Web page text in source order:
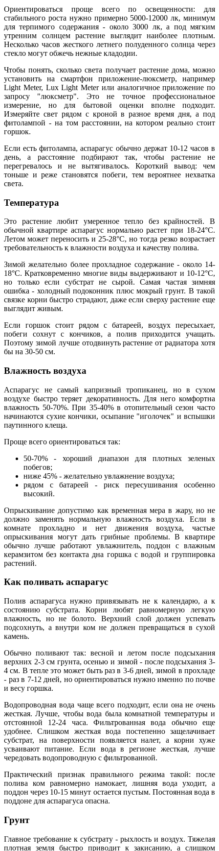
Ориентироваться проще всего по освещенности: для
стабильного роста нужно примерно 5000-12000 лк, минимум
для терпимого содержания - около 3000 лк, а под мягким
утренним солнцем растение выглядит наиболее плотным.
Несколько часов жесткого летнего полуденного солнца через
стекло могут обжечь нежные кладодии.
Чтобы понять, сколько света получает растение дома, можно
установить на смартфон приложение-люксметр, например
Light Meter, Lux Light Meter или аналогичное приложение по
запросу "люксметр". Это не точное профессиональное
измерение, но для бытовой оценки вполне подходит.
Измеряйте свет рядом с кроной в разное время дня, а под
фитолампой - на том расстоянии, на котором реально стоит
горшок.
Если есть фитолампа, аспарагус обычно держат 10-12 часов в
день, а расстояние подбирают так, чтобы растение не
перегревалось и не вытягивалось. Короткий вывод: чем
тоньше и реже становятся побеги, тем вероятнее нехватка
света.
Температура
Это растение любит умеренное тепло без крайностей. В
обычной квартире аспарагус нормально растет при 18-24°C.
Летом может переносить и 25-28°C, но тогда резко возрастает
требовательность к влажности воздуха и качеству полива.
Зимой желательно более прохладное содержание - около 14-
18°C. Кратковременно многие виды выдерживают и 10-12°C,
но только если субстрат не сырой. Самая частая зимняя
ошибка - холодный подоконник плюс мокрый грунт. В такой
связке корни быстро страдают, даже если сверху растение еще
выглядит живым.
Если горшок стоит рядом с батареей, воздух пересыхает,
побеги сохнут с кончиков, а полив приходится учащать.
Поэтому зимой лучше отодвинуть растение от радиатора хотя
бы на 30-50 см.
Влажность воздуха
Аспарагус не самый капризный тропиканец, но в сухом
воздухе быстро теряет декоративность. Для него комфортна
влажность 50-70%. При 35-40% в отопительный сезон часто
начинаются сухие кончики, осыпание "иголочек" и вспышки
паутинного клеща.
Проще всего ориентироваться так:
50-70% - хороший диапазон для плотных зеленых
побегов;
ниже 45% - желательно увлажнение воздуха;
рядом с батареей - риск пересушивания особенно
высокий.
Опрыскивание допустимо как временная мера в жару, но не
должно заменять нормальную влажность воздуха. Если в
комнате прохладно и нет движения воздуха, частые
опрыскивания могут дать грибные проблемы. В квартире
обычно лучше работают увлажнитель, поддон с влажным
керамзитом без контакта дна горшка с водой и группировка
растений.
Как поливать аспарагус
Полив аспарагуса нужно привязывать не к календарю, а к
состоянию субстрата. Корни любят равномерную легкую
влажность, но не болото. Верхний слой должен успевать
подсохнуть, а внутри ком не должен превращаться в сухой
камень.
Обычно поливают так: весной и летом после подсыхания
верхних 2-3 см грунта, осенью и зимой - после подсыхания 3-
4 см. В тепле это может быть раз в 3-6 дней, зимой в прохладе
- раз в 7-12 дней, но ориентироваться нужно именно по почве
и весу горшка.
Водопроводная вода чаще всего подходит, если она не очень
жесткая. Лучше, чтобы вода была комнатной температуры и
отстоянной 12-24 часа. Фильтрованная вода обычно еще
удобнее. Слишком жесткая вода постепенно защелачивает
субстрат, на поверхности появляется налет, а корни хуже
усваивают питание. Если вода в регионе жесткая, лучше
чередовать водопроводную с фильтрованной.
Практический признак правильного режима такой: после
полива ком равномерно намокает, лишняя вода уходит, а
поддон через 10-15 минут остается пустым. Постоянная вода в
поддоне для аспарагуса опасна.
Грунт
Главное требование к субстрату - рыхлость и воздух. Тяжелая
плотная земля быстро приводит к закисанию, а слишком